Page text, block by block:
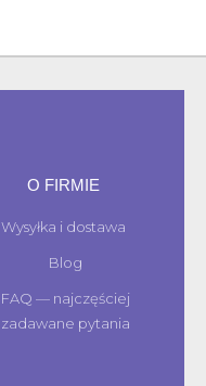
O FIRMIE
Wysyłka i dostawa
Blog
FAQ — najczęściej
zadawane pytania